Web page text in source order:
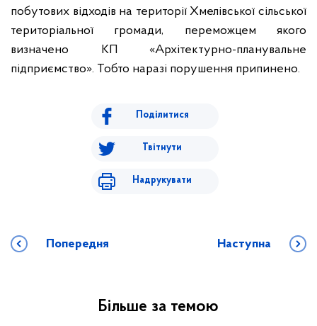
побутових відходів на території Хмелівської сільської
територіальної громади, переможцем якого
визначено КП «Архітектурно-планувальне
підприємство». Тобто наразі порушення припинено.
Поділитися
Твітнути
Надрукувати
Попередня Наступна
Більше за темою